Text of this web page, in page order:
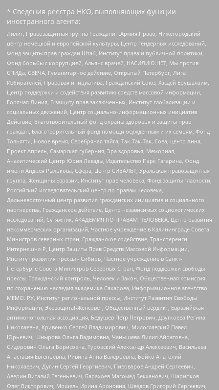
* Сведения реестра НКО, выполняющих функции
иностранного агента:
Лилит, Правозащитная группа Гражданин.Армия.Право, Нижегородский
центр немецкой и европейской культуры, Центр гендерных исследований,
Фонд защиты прав граждан Штаб, Институт права и публичной политики,
Фонд борьбы с коррупцией, Альянс врачей, НАСИЛИЮ.НЕТ, Мы против
СПИДа, СВЕЧА, Гуманитарное действие, Открытый Петербург, Лига
Избирателей, Правовая инициатива, Гражданский Союз, Хасдей Ерушалаим,
Центр поддержки и содействия развитию средств массовой информации,
Горячая Линия, В защиту прав заключенных, Институт глобализации и
социальных движений, Центр социально-информационных инициатив
Действие, Благотворительный фонд охраны здоровья и защиты прав
граждан, Благотворительный фонд помощи осужденным и их семьям, Фонд
Тольятти, Новое время, Серебряная тайга, Так-Так-Так, Сова, центр Анна,
Проект Апрель, Самарская губерния, Эра здоровья, Мемориал,
Аналитический Центр Юрия Левады, Издательство Парк Гагарина, Фонд
имени Андрея Рылькова, Сфера, Центр СИБАЛЬТ, Уральская правозащитная
группа, Женщины Евразии, Институт прав человека, Фонд защиты гласности,
Российский исследовательский центр по правам человека,
Дальневосточный центр развития гражданских инициатив и социального
партнерства, Гражданское действие, Центр независимых социологических
исследований, Сутяжник, АКАДЕМИЯ ПО ПРАВАМ ЧЕЛОВЕКА, Центр развития
некоммерческих организаций, Частное учреждение в Калининграде Совета
Министров северных стран, Гражданское содействие, Трансперенси
Интернешнл-Р, Центр Защиты Прав Средств Массовой Информации,
Институт развития прессы - Сибирь, Частное учреждение в Санкт-
Петербурге Совета Министров Северных Стран, Фонд поддержки свободы
прессы, Гражданский контроль, Человек и Закон, Общественная комиссия
по сохранению наследия академика Сахарова, Информационное агентство
МЕМО. РУ, Институт региональной прессы, Институт Развития Свободы
Информации, Экозащита!-Женсовет, Общественный вердикт, Евразийская
антимонопольная ассоциация, Бедушев Петр Петрович, Дзугкоева Регина
Николаевна, Кривенко Сергей Владимирович, Милославский Павел
Юрьевич, Шнырова Ольга Вадимовна, Чанышева Лилия Айратовна,
Сидорович Ольга Борисовна, Туровский Александр Алексеевич, Васильева
Анастасия Евгеньевна, Ривина Анна Валерьевна, Бойко Анатолий
Николаевич, Дугин Сергей Георгиевич, Пивоваров Андрей Сергеевич,
Аверин Виталий Евгеньевич, Барахоев Магомед Бекханович, Шарипков
Олег Викторович, Мошель Ирина Ароновна, Шведов Григорий Сергеевич,